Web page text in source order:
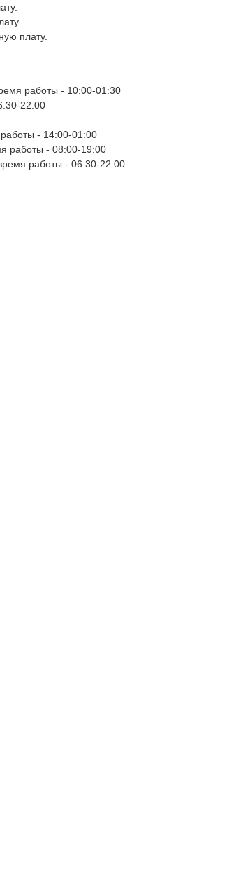
плату.
работы - 10:00-01:30
22:00
работы - 14:00-01:00
работы - 08:00-19:00
работы - 06:30-22:00